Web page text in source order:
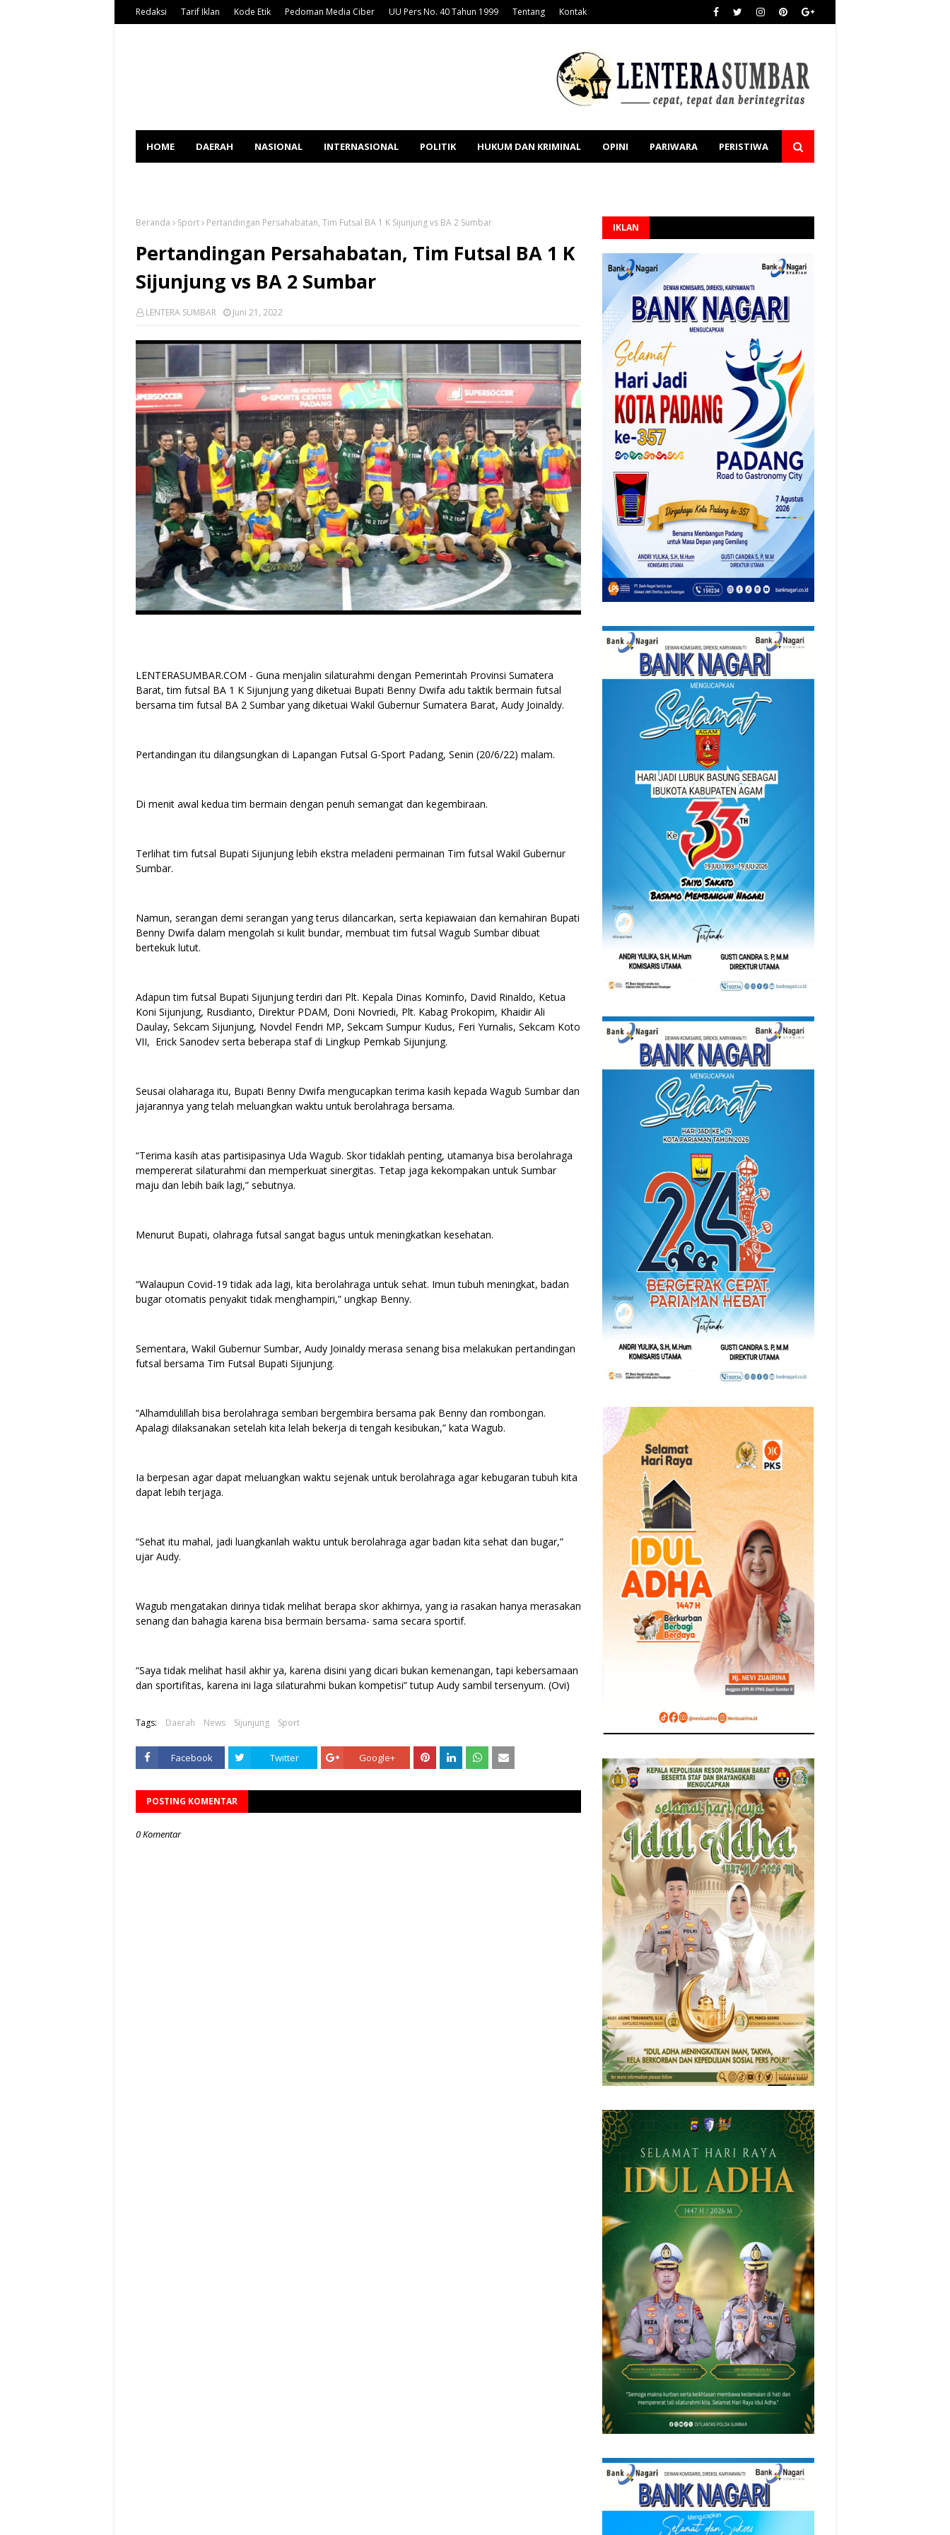
Redaksi Tarif Iklan Kode Etik Pedoman Media Ciber UU Pers No. 40 Tahun 1999 Tentang Kontak
HOME DAERAH NASIONAL INTERNASIONAL POLITIK HUKUM DAN KRIMINAL OPINI PARIWARA PERISTIWA
Beranda Sport Pertandingan Persahabatan, Tim Futsal BA 1 K Sijunjung vs BA 2 Sumbar
Pertandingan Persahabatan, Tim Futsal BA 1 K
Sijunjung vs BA 2 Sumbar
LENTERA SUMBAR Juni 21, 2022
LENTERASUMBAR.COM - Guna menjalin silaturahmi dengan Pemerintah Provinsi Sumatera
Barat, tim futsal BA 1 K Sijunjung yang diketuai Bupati Benny Dwifa adu taktik bermain futsal
bersama tim futsal BA 2 Sumbar yang diketuai Wakil Gubernur Sumatera Barat, Audy Joinaldy.
Pertandingan itu dilangsungkan di Lapangan Futsal G-Sport Padang, Senin (20/6/22) malam.
Di menit awal kedua tim bermain dengan penuh semangat dan kegembiraan.
Terlihat tim futsal Bupati Sijunjung lebih ekstra meladeni permainan Tim futsal Wakil Gubernur
Sumbar.
Namun, serangan demi serangan yang terus dilancarkan, serta kepiawaian dan kemahiran Bupati
Benny Dwifa dalam mengolah si kulit bundar, membuat tim futsal Wagub Sumbar dibuat
bertekuk lutut.
Adapun tim futsal Bupati Sijunjung terdiri dari Plt. Kepala Dinas Kominfo, David Rinaldo, Ketua
Koni Sijunjung, Rusdianto, Direktur PDAM, Doni Novriedi, Plt. Kabag Prokopim, Khaidir Ali
Daulay, Sekcam Sijunjung, Novdel Fendri MP, Sekcam Sumpur Kudus, Feri Yurnalis, Sekcam Koto
VII, Erick Sanodev serta beberapa staf di Lingkup Pemkab Sijunjung.
Seusai olaharaga itu, Bupati Benny Dwifa mengucapkan terima kasih kepada Wagub Sumbar dan
jajarannya yang telah meluangkan waktu untuk berolahraga bersama.
“Terima kasih atas partisipasinya Uda Wagub. Skor tidaklah penting, utamanya bisa berolahraga
mempererat silaturahmi dan memperkuat sinergitas. Tetap jaga kekompakan untuk Sumbar
maju dan lebih baik lagi,” sebutnya.
Menurut Bupati, olahraga futsal sangat bagus untuk meningkatkan kesehatan.
“Walaupun Covid-19 tidak ada lagi, kita berolahraga untuk sehat. Imun tubuh meningkat, badan
bugar otomatis penyakit tidak menghampiri,” ungkap Benny.
Sementara, Wakil Gubernur Sumbar, Audy Joinaldy merasa senang bisa melakukan pertandingan
futsal bersama Tim Futsal Bupati Sijunjung.
“Alhamdulillah bisa berolahraga sembari bergembira bersama pak Benny dan rombongan.
Apalagi dilaksanakan setelah kita lelah bekerja di tengah kesibukan,” kata Wagub.
Ia berpesan agar dapat meluangkan waktu sejenak untuk berolahraga agar kebugaran tubuh kita
dapat lebih terjaga.
“Sehat itu mahal, jadi luangkanlah waktu untuk berolahraga agar badan kita sehat dan bugar,”
ujar Audy.
Wagub mengatakan dirinya tidak melihat berapa skor akhirnya, yang ia rasakan hanya merasakan
senang dan bahagia karena bisa bermain bersama- sama secara sportif.
“Saya tidak melihat hasil akhir ya, karena disini yang dicari bukan kemenangan, tapi kebersamaan
dan sportifitas, karena ini laga silaturahmi bukan kompetisi” tutup Audy sambil tersenyum. (Ovi)
Tags: Daerah News Sijunjung Sport
Facebook Twitter Google+
POSTING KOMENTAR
0 Komentar
IKLAN